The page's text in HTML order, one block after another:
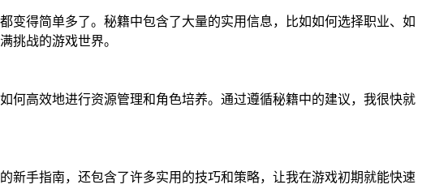
得简单多了。秘籍中包含了大量的实用信息，比如如何选择职业、如
挑战的游戏世界。
何高效地进行资源管理和角色培养。通过遵循秘籍中的建议，我很快就
新手指南，还包含了许多实用的技巧和策略，让我在游戏初期就能快速